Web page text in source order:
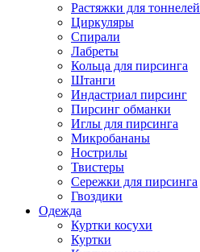
Растяжки для тоннелей
Циркуляры
Спирали
Лабреты
Кольца для пирсинга
Штанги
Индастриал пирсинг
Пирсинг обманки
Иглы для пирсинга
Микробананы
Нострилы
Твистеры
Сережки для пирсинга
Гвоздики
Одежда
Куртки косухи
Куртки